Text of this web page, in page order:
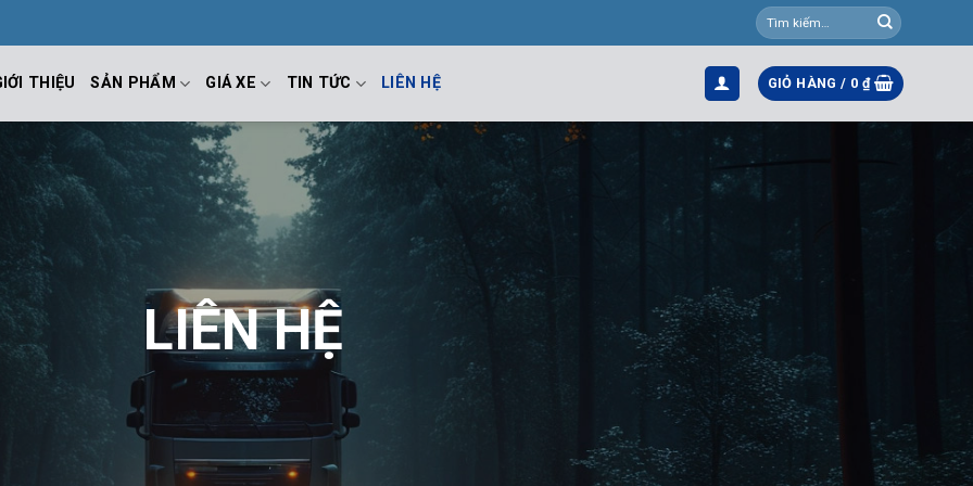
Tìm
kiếm:
THIỆU SẢN PHẨM GIÁ XE TIN TỨC LIÊN HỆ GIỎ HÀNG / 0 ₫
LIÊN HỆ